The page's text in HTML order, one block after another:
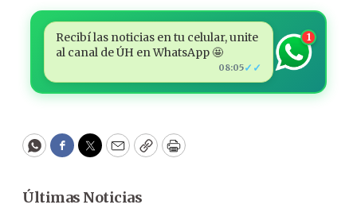
Recibí las noticias en tu celular, unite
al canal de ÚH en WhatsApp 🤩
08:05✓✓
1
WhatsApp
Facebook
Twitter
EmailCopyPrint
Últimas Noticias